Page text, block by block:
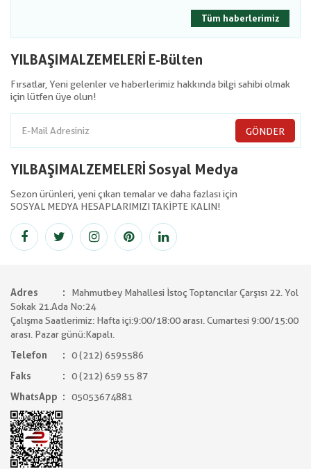
Tüm haberlerimiz
YILBAŞIMALZEMELERİ E-Bülten
Fırsatlar, Yeni gelenler ve haberlerimiz hakkında bilgi sahibi olmak
için lütfen üye olun!
GÖNDER
YILBAŞIMALZEMELERİ Sosyal Medya
Sezon ürünleri, yeni çıkan temalar ve daha fazlası için
SOSYAL MEDYA HESAPLARIMIZI TAKİPTE KALIN!
Adres
Mahmutbey Mahallesi İstoç Toptancılar Çarşısı 22. Yol
Sokak 21.Ada No:24
Çalışma Saatlerimiz: Hafta içi:9:00/18:00 arası. Cumartesi 9:00/15:00
arası. Pazar günü:Kapalı.
Telefon
0 (212) 6595586
Faks
0 (212) 659 55 87
WhatsApp
05053674881